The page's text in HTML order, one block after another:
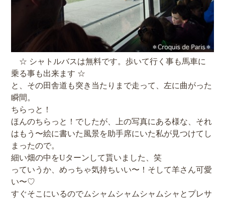
☆ シャトルバスは無料です。歩いて行く事も馬車に
乗る事も出来ます ☆
と、その田舎道も突き当たりまで走って、左に曲がった
瞬間。
ちらっと！
ほんのちらっと！でしたが、上の写真にある様な、それ
はもう〜絵に書いた風景を助手席にいた私が見つけてし
まったので。
細い畑の中をUターンして貰いました、笑
っていうか、めっちゃ気持ちいい〜！そして羊さん可愛
い〜♡
すぐそこにいるのでムシャムシャムシャムシャとプレサ